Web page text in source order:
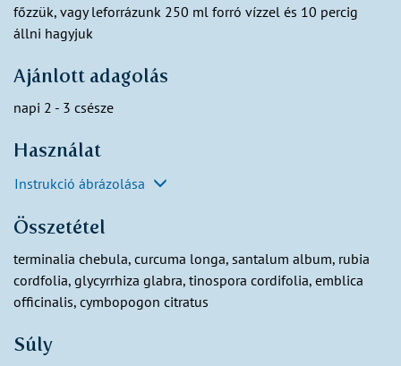
főzzük, vagy leforrázunk 250 ml forró vízzel és 10 percig
állni hagyjuk
Ajánlott adagolás
napi 2 - 3 csésze
Használat
Instrukció ábrázolása
Összetétel
terminalia chebula, curcuma longa, santalum album, rubia
cordfolia, glycyrrhiza glabra, tinospora cordifolia, emblica
officinalis, cymbopogon citratus
Súly